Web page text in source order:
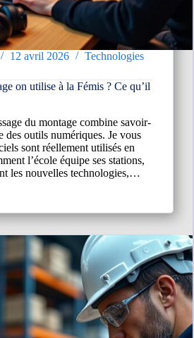
12 avril 2026 Technologies
on utilise à la Fémis ? Ce qu’il
du montage combine savoir-
des outils numériques. Je vous
sont réellement utilisés en
l’école équipe ses stations,
les nouvelles technologies,…